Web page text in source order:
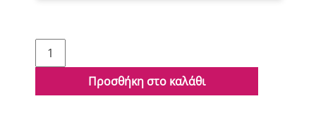
Schwarzkopf
Igora
Βαφή
Προσθήκη στο καλάθι